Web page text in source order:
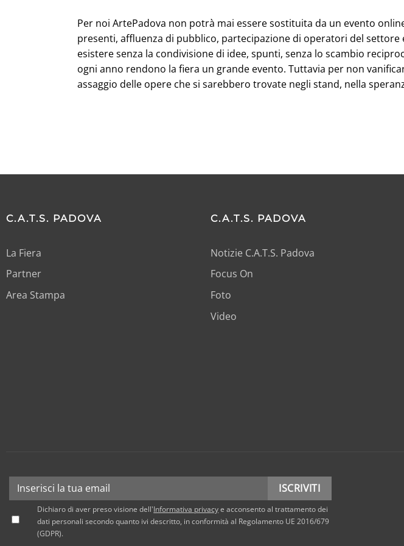
Per noi ArtePadova non potrà mai essere sostituita da un evento
presenti, affluenza di pubblico, partecipazione di operatori del
esistere senza la condivisione di idee, spunti, senza lo scambio
ogni anno rendono la fiera un grande evento. Tuttavia per non
assaggio delle opere che si sarebbero trovate negli stand, nella
C.A.T.S. PADOVA
La Fiera
Partner
Area Stampa
C.A.T.S. PADOVA
Notizie C.A.T.S. Padova
Focus On
Foto
Video
Dichiaro di aver preso visione dell'Informativa privacye acconsento al trattamento dei
dati personali secondo quanto ivi descritto, in conformità al Regolamento UE 2016/679
(GDPR).